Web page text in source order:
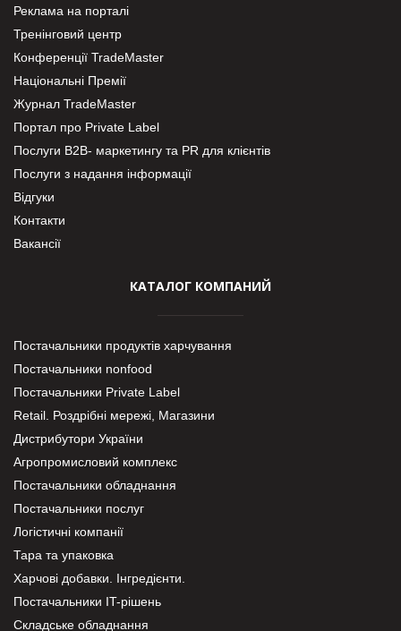
Реклама на порталі
Тренінговий центр
Конференції TradeMaster
Національні Премії
Журнал TradeMaster
Портал про Private Label
Послуги В2В- маркетингу та PR для клієнтів
Послуги з надання інформації
Відгуки
Контакти
Вакансії
КАТАЛОГ КОМПАНИЙ
Постачальники продуктів харчування
Постачальники nonfood
Постачальники Private Label
Retail. Роздрібні мережі, Магазини
Дистрибутори України
Агропромисловий комплекс
Постачальники обладнання
Постачальники послуг
Логістичні компанії
Тара та упаковка
Харчові добавки. Інгредієнти.
Постачальники IT-рішень
Складське обладнання